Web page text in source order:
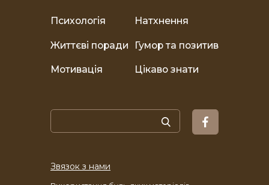
Психологія Натхнення
Життєві поради Гумор та позитив
Мотивація Цікаво знати
Звязок з нами